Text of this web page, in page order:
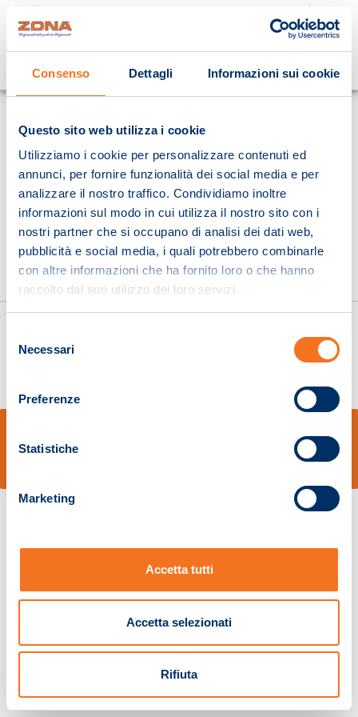
Consenso Dettagli Informazioni sui cookie
Questo sito web utilizza i cookie
Utilizziamo i cookie per personalizzare contenuti ed
annunci, per fornire funzionalità dei social media e per
analizzare il nostro traffico. Condividiamo inoltre
informazioni sul modo in cui utilizza il nostro sito con i
nostri partner che si occupano di analisi dei dati web,
pubblicità e social media, i quali potrebbero combinarle
con altre informazioni che ha fornito loro o che hanno
raccolto dal suo utilizzo dei loro servizi.
delNecessari
Preferenze
Statistiche
Marketing
Accetta tutti
Accetta selezionati
Rifiuta
Cosa stai cercando?
Pistoia 01680210505 – R.E.A. n.155974 - Cap.Soc. € 2.000.000,00 i.v. La
Società adotta il Codice Etico D.lgs. 231/01